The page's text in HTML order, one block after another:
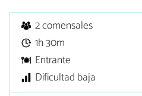
2 comensales
1h 30m
Entrante
Dificultad baja